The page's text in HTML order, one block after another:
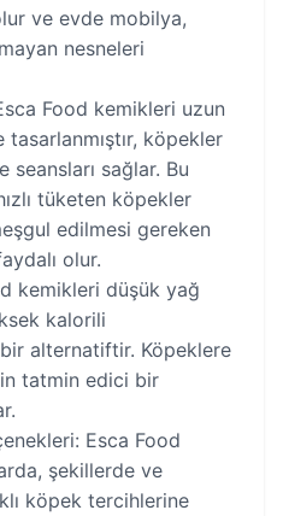
ve evde mobilya,
nesneleri
Food kemikleri uzun
köpekler
seansları sağlar. Bu
tüketen köpekler
edilmesi gereken
olur.
kemikleri düşük yağ
kalorili
bir alternatiftir. Köpeklere
tatmin edici bir
Esca Food
şekillerde ve
köpek tercihlerine